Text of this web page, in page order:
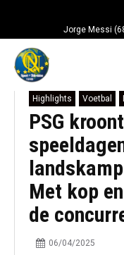
Jorge Messi
Highlights Voetbal
PSG
Met kop
de
06/04/2025